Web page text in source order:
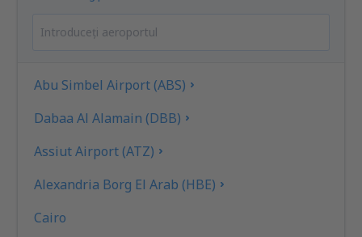
Abu Simbel Airport (ABS)
Dabaa Al Alamain (DBB)
Assiut Airport (ATZ)
Alexandria Borg El Arab (HBE)
Cairo